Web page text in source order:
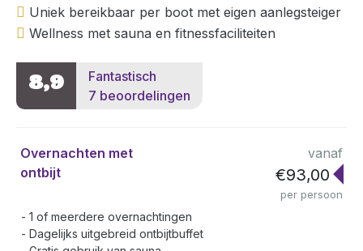
Uniek bereikbaar per boot met eigen aanlegsteiger
Wellness met sauna en fitnessfaciliteiten
8,9
Fantastisch
7 beoordelingen
Overnachten met
ontbijt
vanaf
€93,00
per persoon
1 of meerdere overnachtingen
Dagelijks uitgebreid ontbijtbuffet